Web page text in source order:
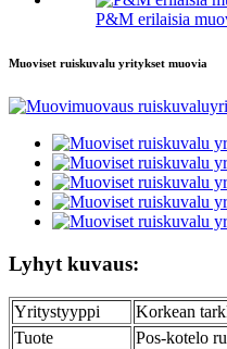
P&M erilaisia
Muoviset ruiskuvalu yritykset muovia
Lyhyt kuvaus:
Yritystyyppi
Korkean
Tuote
Pos-kotelo